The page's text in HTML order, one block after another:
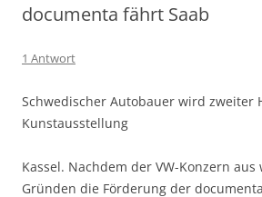
documenta fährt Saab
1 Antwort
Schwedischer Autobauer wird zweiter
Kunstausstellung
Kassel. Nachdem der VW-Konzern
Gründen die Förderung der